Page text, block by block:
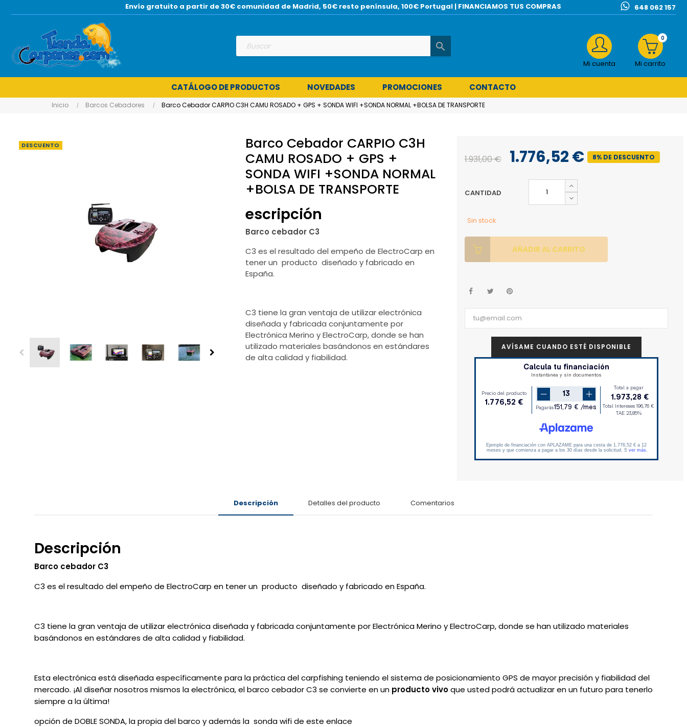
Envío gratuito a partir de 30€ comunidad de Madrid, 50€ resto península, 100€ Portugal | FINANCIAMOS TUS COMPRAS 648 062 157
search
0
Mi carrito
Mi cuenta
CATÁLOGO DE PRODUCTOS NOVEDADES PROMOCIONES CONTACTO
Inicio Barcos Cebadores Barco Cebador CARPIO C3H CAMU ROSADO + GPS + SONDA WIFI +SONDA NORMAL +BOLSA DE TRANSPORTE
DESCUENTO
Barco Cebador CARPIO C3H
CAMU ROSADO + GPS +
SONDA WIFI +SONDA NORMAL
+BOLSA DE TRANSPORTE
escripción
Barco cebador C3
C3 es el resultado del empeño de ElectroCarp en
tener un producto diseñado y fabricado en
España.
C3 tiene la gran ventaja de utilizar electrónica
diseñada y fabricada conjuntamente por
Electrónica Merino y ElectroCarp, donde se han
utilizado materiales basándonos en estándares
de alta calidad y fiabilidad.
1.931,00 € 1.776,52 € 8% DE DESCUENTO
CANTIDAD
Sin stock
AÑADIR AL CARRITO
AVÍSAME CUANDO ESTÉ DISPONIBLE
Descripción Detalles del producto Comentarios
Descripción
Barco cebador C3
C3 es el resultado del empeño de ElectroCarp en tener un producto diseñado y fabricado en España.
C3 tiene la gran ventaja de utilizar electrónica diseñada y fabricada conjuntamente por Electrónica Merino y ElectroCarp, donde se han utilizado materiales
basándonos en estándares de alta calidad y fiabilidad.
Esta electrónica está diseñada específicamente para la práctica del carpfishing teniendo el sistema de posicionamiento GPS de mayor precisión y fiabilidad del
mercado. ¡Al diseñar nosotros mismos la electrónica, el barco cebador C3 se convierte en un producto vivoque usted podrá actualizar en un futuro para tenerlo
siempre a la última!
opción de DOBLE SONDA, la propia del barco y además la sonda wifi de este enlace